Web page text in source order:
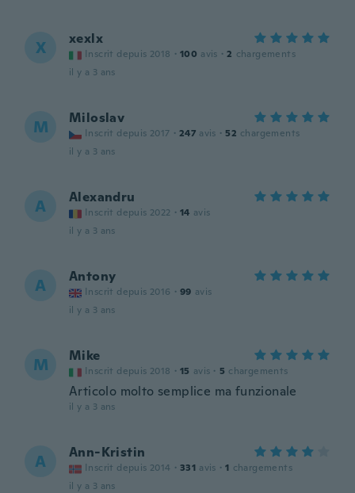
X xexlx
Inscrit depuis 2018 · 100 avis · 2 chargements
il y a 3 ans
M Miloslav
Inscrit depuis 2017 · 247 avis · 52 chargements
il y a 3 ans
A Alexandru
Inscrit depuis 2022 · 14 avis
il y a 3 ans
A Antony
Inscrit depuis 2016 · 99 avis
il y a 3 ans
M Mike
Inscrit depuis 2018 · 15 avis · 5 chargements
Articolo molto semplice ma funzionale
il y a 3 ans
A Ann-Kristin
Inscrit depuis 2014 · 331 avis · 1 chargements
il y a 3 ans